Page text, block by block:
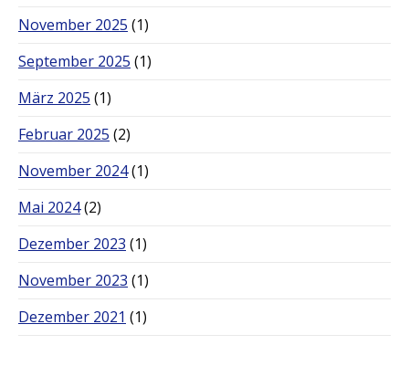
November 2025 (1)
September 2025 (1)
März 2025 (1)
Februar 2025 (2)
November 2024(1)
Mai 2024(2)
Dezember 2023 (1)
November 2023 (1)
Dezember 2021 (1)